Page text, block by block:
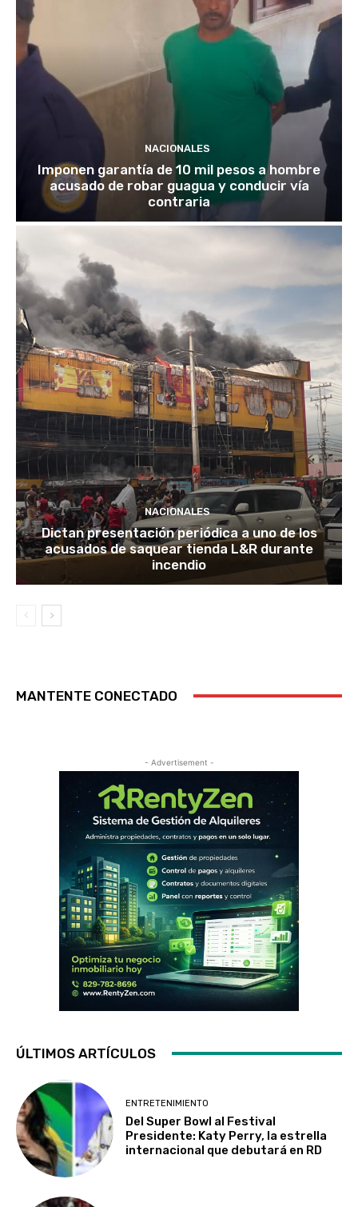
NACIONALES
Imponen garantía de 10 mil pesos a hombre
acusado de robar guagua y conducir vía
contraria
NACIONALES
Dictan presentación periódica a uno de los
acusados de saquear tienda L&R durante
incendio
MANTENTE CONECTADO
- Advertisement -
ÚLTIMOS ARTÍCULOS
ENTRETENIMIENTO
Del Super Bowl al Festival
Presidente: Katy Perry, la estrella
internacional que debutará en RD